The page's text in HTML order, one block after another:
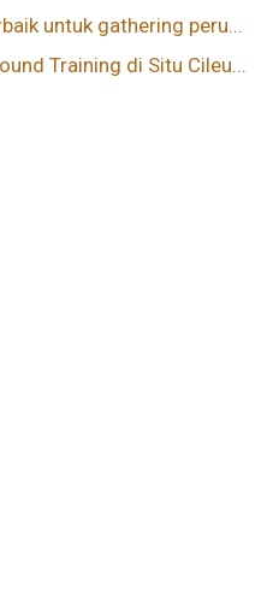
untuk gathering peru...
Training di Situ Cileu...